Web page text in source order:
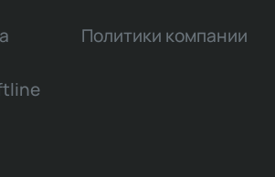
Политики компании